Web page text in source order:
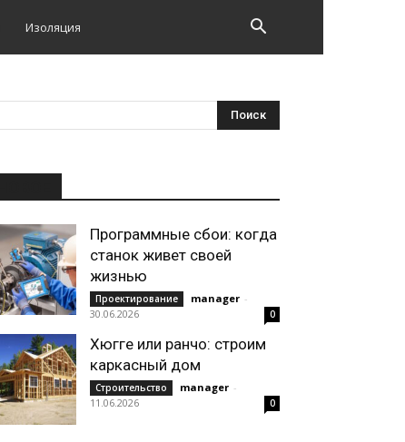
Изоляция
Программные сбои: когда
станок живет своей
жизнью
Проектирование manager -
30.06.2026
0
Хюгге или ранчо: строим
каркасный дом
Строительство manager -
11.06.2026
0